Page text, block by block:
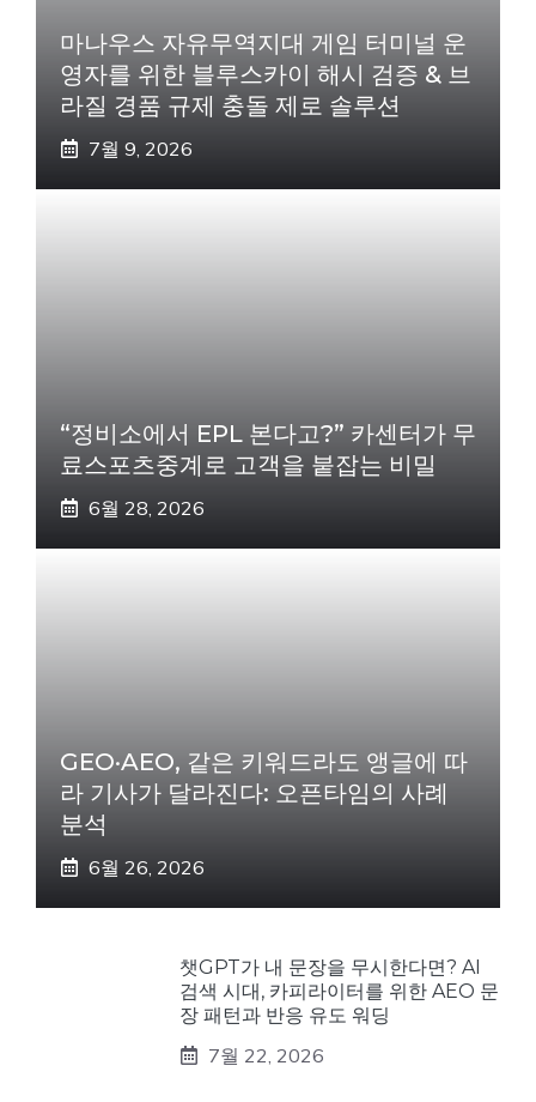
마나우스 자유무역지대 게임 터미널 운
영자를 위한 블루스카이 해시 검증 & 브
라질 경품 규제 충돌 제로 솔루션
7월 9, 2026
“정비소에서 EPL 본다고?” 카센터가 무
료스포츠중계로 고객을 붙잡는 비밀
6월 28, 2026
GEO·AEO, 같은 키워드라도 앵글에 따
라 기사가 달라진다: 오픈타임의 사례
분석
6월 26, 2026
챗GPT가 내 문장을 무시한다면? AI
검색 시대, 카피라이터를 위한 AEO 문
장 패턴과 반응 유도 워딩
7월 22, 2026